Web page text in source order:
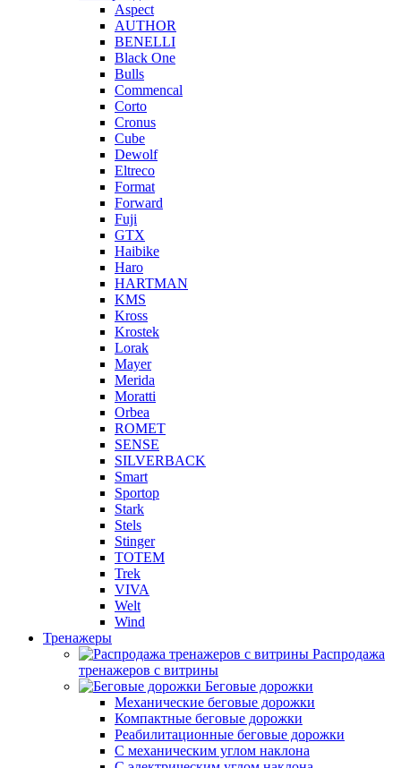
Aspect
AUTHOR
BENELLI
Black One
Bulls
Commencal
Corto
Cronus
Cube
Dewolf
Eltreco
Format
Forward
Fuji
GTX
Haibike
Haro
HARTMAN
KMS
Kross
Krostek
Lorak
Mayer
Merida
Moratti
Orbea
ROMET
SENSE
SILVERBACK
Smart
Sportop
Stark
Stels
Stinger
TOTEM
Trek
VIVA
Welt
Wind
Тренажеры
Распродажа
тренажеров с витрины
Беговые дорожки
Механические беговые дорожки
Компактные беговые дорожки
Реабилитационные беговые дорожки
С механическим углом наклона